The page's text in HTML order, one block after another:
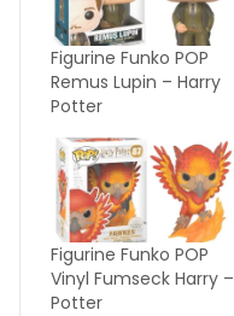
Figurine Funko POP
Remus Lupin – Harry
Potter
Figurine Funko POP
Vinyl Fumseck Harry –
Potter